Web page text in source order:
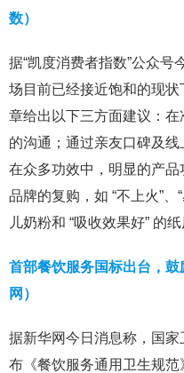
数）
据“凯度消费者指数”公众
场目前已经接近饱和的现
章给出以下三方面建议：
的沟通；通过亲友口碑及线
在众多功效中，明显的产
品牌的复购，如 “不上火”、
儿奶粉和 “吸收效果好” 的
首部餐饮服务国标出台，
网）
据新华网今日消息称，国
布《餐饮服务通用卫生规范